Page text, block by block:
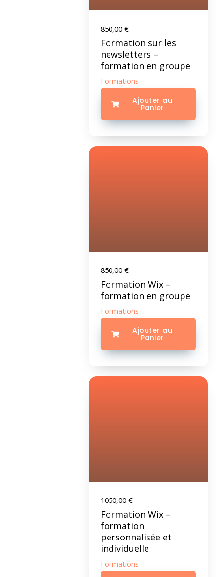
850,00 €
Formation sur les
newsletters –
formation en groupe
Formations
Ajouter au
Panier
850,00 €
Formation Wix –
formation en groupe
Formations
Ajouter au
Panier
1050,00 €
Formation Wix –
formation
personnalisée et
individuelle
Formations